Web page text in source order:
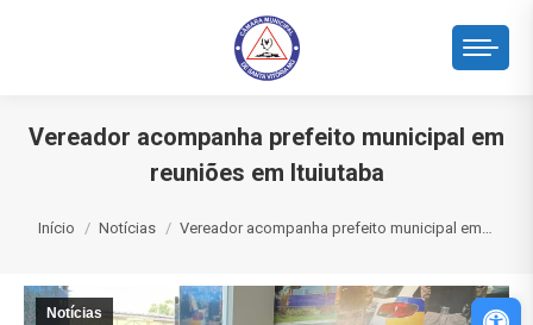
Vereador acompanha prefeito municipal em
reuniões em Ituiutaba
Início Notícias Vereador acompanha prefeito municipal em…
Notícias